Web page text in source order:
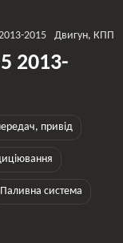
2015 Двигун, КПП
2013-
привід
Паливна система